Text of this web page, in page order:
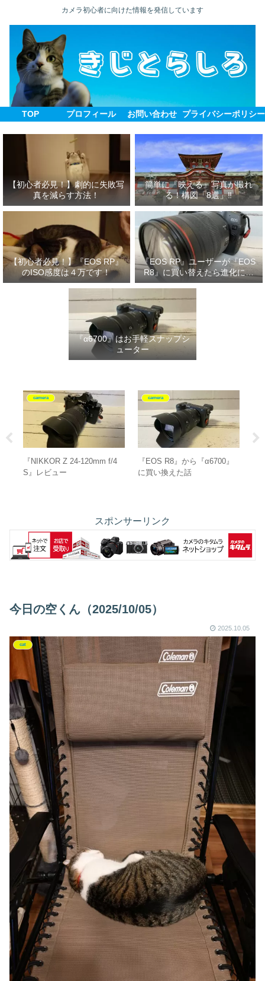
カメラ初心者に向けた情報を発信しています
TOP プロフィール お問い合わせ プライバシーポリシー
【初心者必見！】劇的に失敗写
真を減らす方法！
簡単に『映える』写真が撮れ
る！構図「8選」‼
【初心者必見！】『EOS RP』
のISO感度は４万です！
『EOS RP』ユーザーが『EOS
R8』に買い替えたら進化に驚
いた‼
『α6700』はお手軽スナップシ
ューター
グッズ紹介
SALOMON『X-ADVENTURE
GORE-TEX』は全ての写真愛
camera
『E 16-55mm F2.8 G
[SEL1655G]』と『α6700
スポンサーリンク
今日の空くん（2025/10/05）
2025.10.05
cat